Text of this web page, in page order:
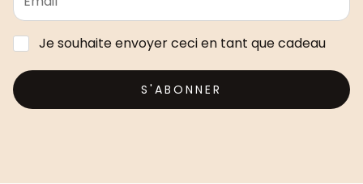
Je souhaite envoyer ceci en tant que cadeau
S'ABONNER